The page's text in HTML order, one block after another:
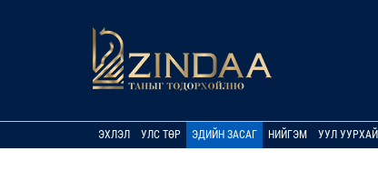
ЭХЛЭЛ УЛС ТӨР ЭДИЙН ЗАСАГ НИЙГЭМ УУЛ УУРХАЙ